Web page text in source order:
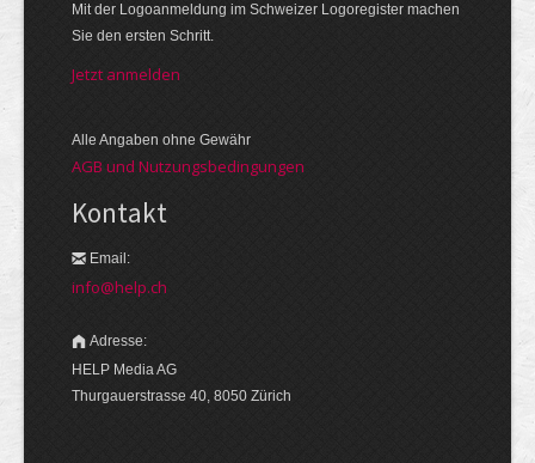
Mit der Logo­an­meldung im Schweizer Logo­register machen
Sie den ersten Schritt.
Jetzt anmelden
Alle Angaben ohne Gewähr
AGB und Nutzungsbedingungen
Kontakt
Email:
info@help.ch
Adresse:
HELP Media AG
Thurgauerstrasse 40, 8050 Zürich